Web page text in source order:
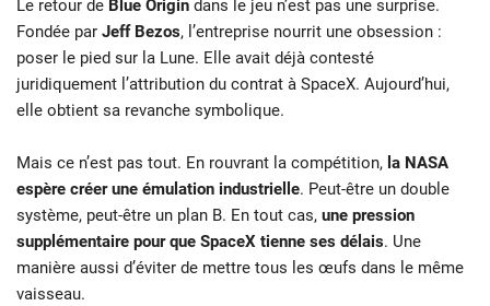
Le retour de Blue Origin dans le jeu n’est pas une surprise.
Fondée par Jeff Bezos, l’entreprise nourrit une obsession :
poser le pied sur la Lune. Elle avait déjà contesté
juridiquement l’attribution du contrat à SpaceX. Aujourd’hui,
elle obtient sa revanche symbolique.
Mais ce n’est pas tout. En rouvrant la compétition, la NASA
espère créer une émulation industrielle. Peut-être un double
système, peut-être un plan B. En tout cas, une pression
supplémentaire pour que SpaceX tienne ses délais. Une
manière aussi d’éviter de mettre tous les œufs dans le même
vaisseau.